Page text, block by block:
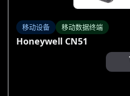
移动设备 移动数据终端
Honeywell CN51